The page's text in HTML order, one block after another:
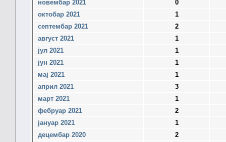
новембар 2021
0
октобар 2021
1
септембар 2021
2
август 2021
1
јул 2021
1
јун 2021
1
мај 2021
1
април 2021
3
март 2021
1
фебруар 2021
2
јануар 2021
1
децембар 2020
2